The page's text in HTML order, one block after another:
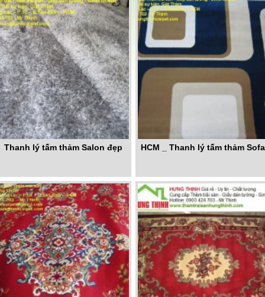
Thanh lý tấm thảm Salon đẹp HCM _ Thanh lý tấm thảm Sofa